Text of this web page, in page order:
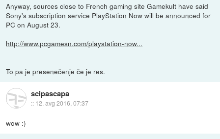
Anyway, sources close to French gaming site Gamekult have said
Sony's subscription service PlayStation Now will be announced for
PC on August 23.
http://www.pcgamesn.com/playstation-now...
To pa je presenečenje če je res.
scipascapa
:: 12. avg 2016, 07:37
wow :)